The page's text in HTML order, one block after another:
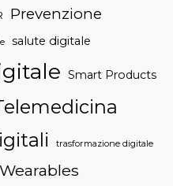
Prevenzione
salute digitale
Smart Products
trasformazione digitale
Wearables